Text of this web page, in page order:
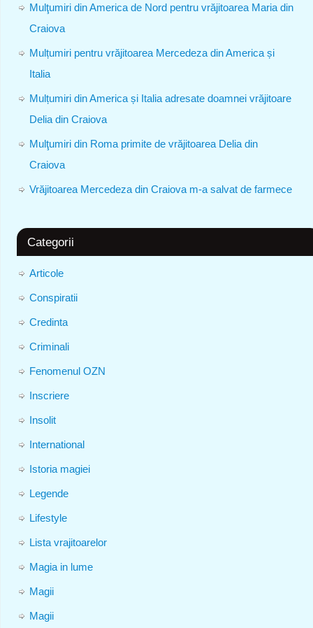
Mulţumiri din America de Nord pentru vrăjitoarea Maria din
Craiova
Mulțumiri pentru vrăjitoarea Mercedeza din America și
Italia
Mulțumiri din America și Italia adresate doamnei vrăjitoare
Delia din Craiova
Mulţumiri din Roma primite de vrăjitoarea Delia din
Craiova
Vrăjitoarea Mercedeza din Craiova m-a salvat de farmece
Categorii
Articole
Conspiratii
Credinta
Criminali
Fenomenul OZN
Inscriere
Insolit
International
Istoria magiei
Legende
Lifestyle
Lista vrajitoarelor
Magia in lume
Magii
Magii